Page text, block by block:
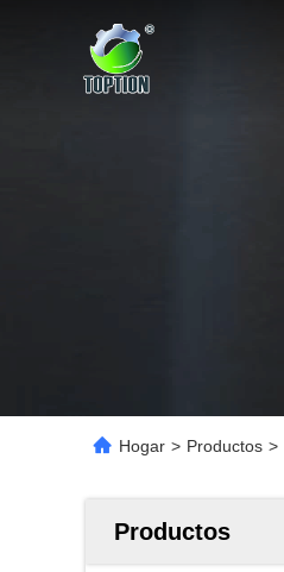
Hogar > Productos >
Productos